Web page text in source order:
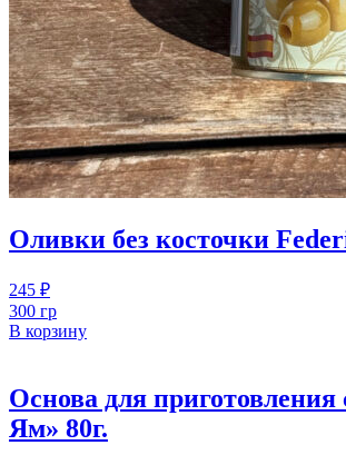
Оливки без косточки
245 ₽
300 гр
В корзину
Основа для приготовления
Ям» 80г.